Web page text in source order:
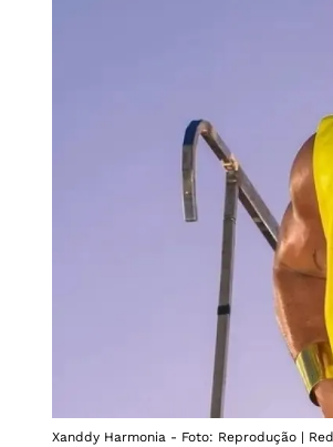
Xanddy Harmonia - Foto: Reprodução |